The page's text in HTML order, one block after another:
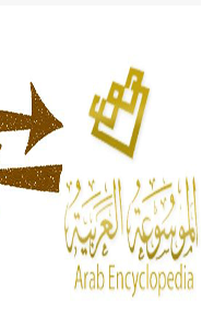
الحكم، الأدلة، تنظيم
له الفضل بأنه حرر
- هل تعلم أن المرجان
من مادة كربونات
أجود أنواعه، ويمتاز